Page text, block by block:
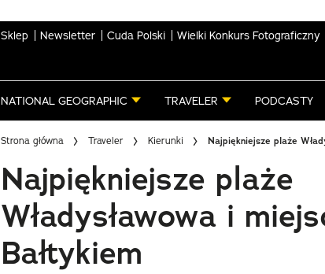
Sklep Newsletter Cuda Polski Wielki Konkurs Fotograficzny
NATIONAL GEOGRAPHIC TRAVELER PODCASTY
Strona główna Traveler Kierunki Najpiękniejsze plaże
Najpiękniejsze plaże
Władysławowa i
Bałtykiem